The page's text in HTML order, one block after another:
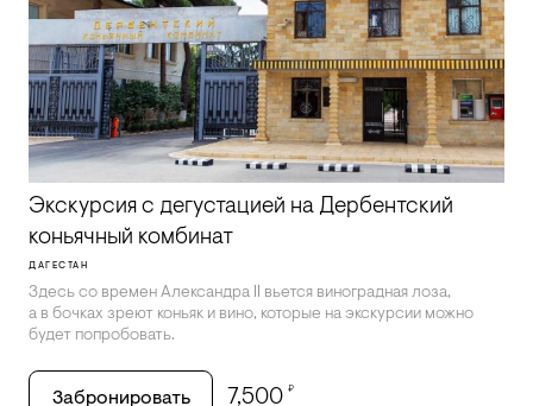
Экскурсия с дегустацией на Дербентский
коньячный комбинат
ДАГЕСТАН
Здесь со времен Александра II вьется виноградная лоза,
а в бочках зреют коньяк и вино, которые на экскурсии можно
будет попробовать.
Забронировать 7,500 ₽